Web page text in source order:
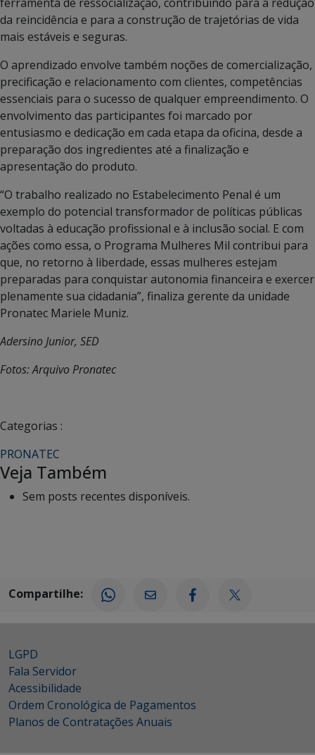
da reincidência e para a construção de trajetórias de vida
mais estáveis e seguras.
O aprendizado envolve também noções de comercialização,
precificação e relacionamento com clientes, competências
essenciais para o sucesso de qualquer empreendimento. O
envolvimento das participantes foi marcado por
entusiasmo e dedicação em cada etapa da oficina, desde a
preparação dos ingredientes até a finalização e
apresentação do produto.
“O trabalho realizado no Estabelecimento Penal é um
exemplo do potencial transformador de políticas públicas
voltadas à educação profissional e à inclusão social. E com
ações como essa, o Programa Mulheres Mil contribui para
que, no retorno à liberdade, essas mulheres estejam
preparadas para conquistar autonomia financeira e exercer
plenamente sua cidadania”, finaliza gerente da unidade
Pronatec Mariele Muniz.
Adersino Junior, SED
Fotos: Arquivo Pronatec
Categorias :
PRONATEC
Veja Também
Sem posts recentes disponíveis.
Compartilhe:
LGPD
Fala Servidor
Acessibilidade
Ordem Cronológica de Pagamentos
Planos de Contratações Anuais